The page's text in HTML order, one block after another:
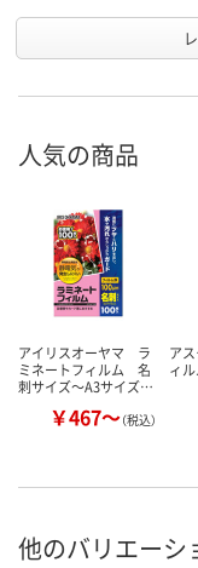
人気の商品
アイリスオーヤマ ラ
ミネートフィルム 名
刺サイズ～A3サイズ…
￥467～（税込）
ア
ィ
他のバリエーシ